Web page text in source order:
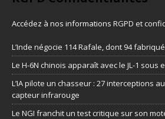
Accédez à nos informations RGPD et
L’Inde négocie 114 Rafale, dont 94
Le H-6N chinois apparaît avec le JL-1 sous
L’IA pilote un chasseur : 27 interceptions
capteur infrarouge
Le NGI franchit un test critique sur son